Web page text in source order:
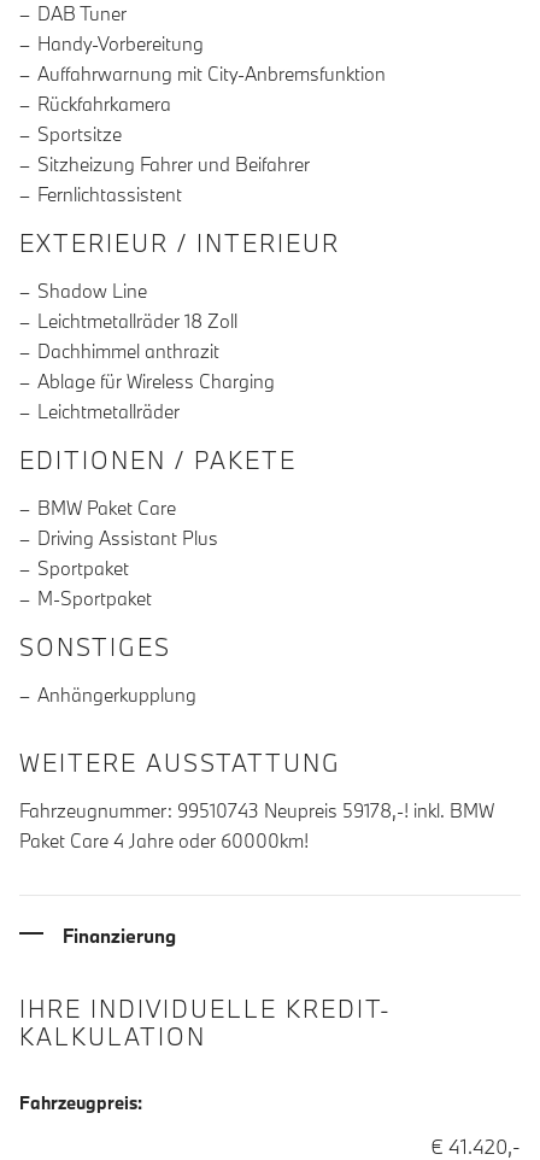
DAB Tuner
Handy-Vorbereitung
Auffahrwarnung mit City-Anbremsfunktion
Rückfahrkamera
Sportsitze
Sitzheizung Fahrer und Beifahrer
Fernlichtassistent
EXTERIEUR / INTERIEUR
Shadow Line
Leichtmetallräder 18 Zoll
Dachhimmel anthrazit
Ablage für Wireless Charging
Leichtmetallräder
EDITIONEN / PAKETE
BMW Paket Care
Driving Assistant Plus
Sportpaket
M-Sportpaket
SONSTIGES
Anhängerkupplung
WEITERE AUSSTATTUNG
Fahrzeugnummer: 99510743 Neupreis 59178,-! inkl. BMW
Paket Care 4 Jahre oder 60000km!
Finanzierung
IHRE INDIVIDUELLE KREDIT-
KALKULATION
Fahrzeugpreis:
€ 41.420,-